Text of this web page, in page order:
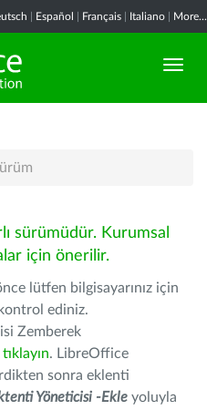
Español Français Italiano More...
sürümüdür. Kurumsal
için önerilir.
lütfen bilgisayarınız için
ediniz.
Zemberek
. LibreOffice
sonra eklenti
Yöneticisi -Ekle yoluyla